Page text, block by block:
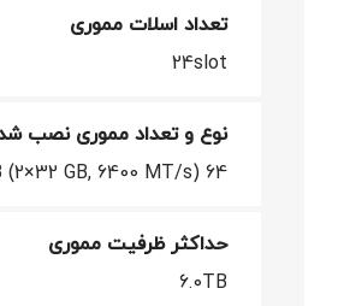
تعداد اسلات مموری
24slot
نوع و تعداد مموری نصب
64 GB (2×32 GB, 6400 MT/s)
حداکثر ظرفیت مموری
6.0TB